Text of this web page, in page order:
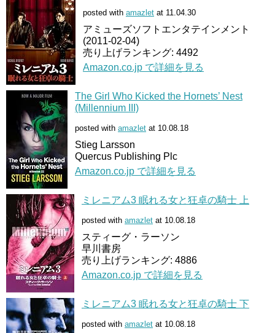
posted with amazlet at 11.04.30
アミューズソフトエンタテインメント
(2011-02-04)
売り上げランキング: 4492
Amazon.co.jp で詳細を見る
The Girl Who Kicked the Hornets’ Nest
(Millennium III)
posted with amazlet at 10.08.18
Stieg Larsson
Quercus Publishing Plc
Amazon.co.jp で詳細を見る
ミレニアム3 眠れる女と狂卓の騎士 上
posted with amazlet at 10.08.18
スティーグ・ラーソン
早川書房
売り上げランキング: 4886
Amazon.co.jp で詳細を見る
ミレニアム3 眠れる女と狂卓の騎士 下
posted with amazlet at 10.08.18